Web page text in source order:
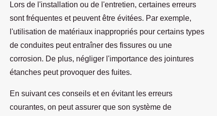
Lors de l'installation ou de l'entretien, certaines erreurs
sont fréquentes et peuvent être évitées. Par exemple,
l'utilisation de matériaux inappropriés pour certains types
de conduites peut entraîner des fissures ou une
corrosion. De plus, négliger l'importance des jointures
étanches peut provoquer des fuites.
En suivant ces conseils et en évitant les erreurs
courantes, on peut assurer que son système de